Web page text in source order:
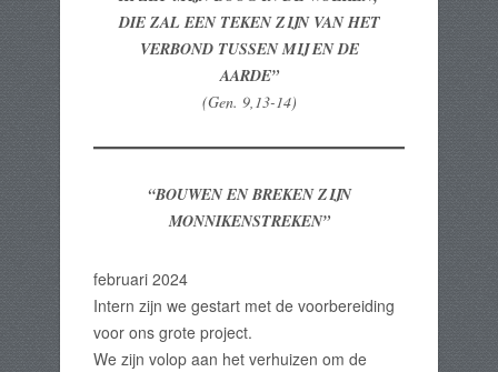
DIE ZAL EEN TEKEN ZIJN VAN HET
VERBOND TUSSEN MIJ EN DE
AARDE”
(Gen. 9,13-14)
“BOUWEN EN BREKEN ZIJN
MONNIKENSTREKEN”
februari 2024
Intern zijn we gestart met de voorbereiding
voor ons grote project.
We zijn volop aan het verhuizen om de